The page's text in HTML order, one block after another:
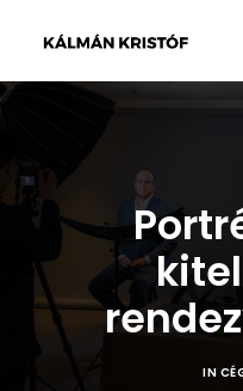
IN